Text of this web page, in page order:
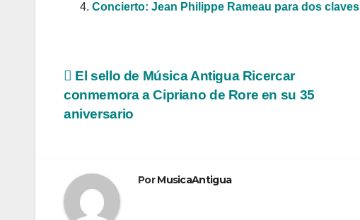
Concierto: Jean Philippe Rameau para dos claves
Navegación
de
El sello de Música Antigua Ricercar
conmemora a Cipriano de Rore en su 35
aniversario
PorMusicaAntigua